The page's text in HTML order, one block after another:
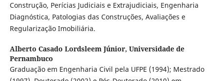
Construção, Perícias Judiciais e Extrajudiciais, Engenharia
Diagnóstica, Patologias das Construções, Avaliações e
Regularização Imobiliária.
Alberto Casado Lordsleem Júnior, Universidade de
Pernambuco
Graduação em Engenharia Civil pela UFPE (1994); Mestrado